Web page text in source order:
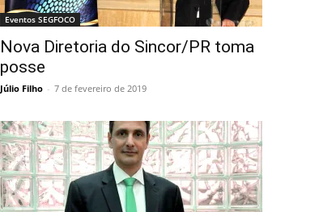
Eventos SEGFOCO
Nova Diretoria do Sincor/PR toma
posse
Júlio Filho - 7 de fevereiro de 2019